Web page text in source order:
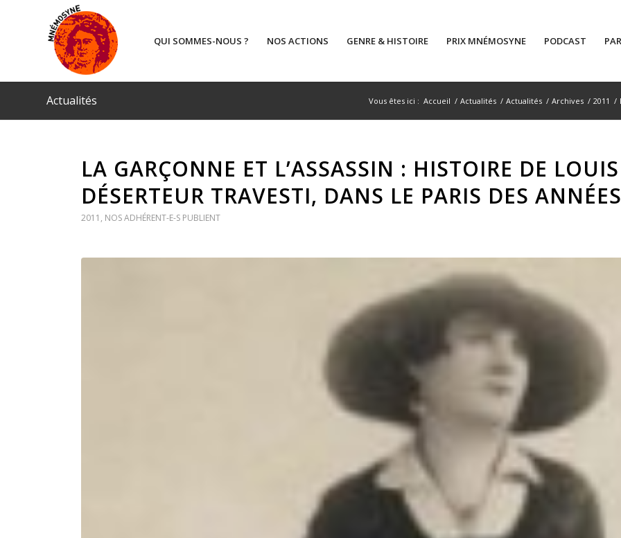
QUI SOMMES-NOUS ? NOS ACTIONS GENRE & HISTOIRE PRIX MNÉMOSYNE PODCAST
Actualités Vous êtes ici : Accueil / Actualités / Actualités / Archives / 2011 /
LA GARÇONNE ET L’ASSASSIN : HISTOIRE DE
DÉSERTEUR TRAVESTI, DANS LE PARIS DES
2011 , NOS ADHÉRENT-E-S PUBLIENT